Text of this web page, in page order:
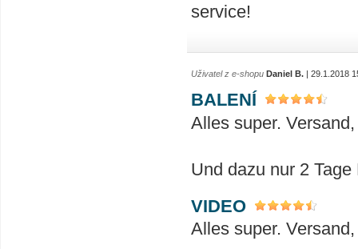
service!
Uživatel z e-shopu Daniel B. | 29.1.2018
BALENÍ
Alles super.
Und dazu nur 2
VIDEO
Alles super.